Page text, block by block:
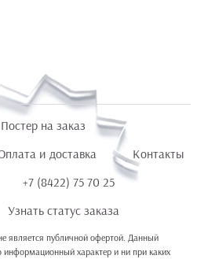
Постер на заказ
и доставка
Контакты
+7 (8422) 75 70 25
Узнать статус заказа
является публичной офертой. Данный
информационный характер и ни при каких